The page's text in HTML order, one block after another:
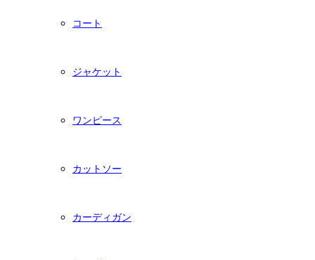
コート
ジャケット
ワンピース
カットソー
カーディガン